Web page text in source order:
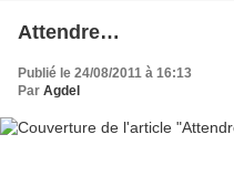
Attendre…
Publié le 24/08/2011 à 16:13
Par Agdel